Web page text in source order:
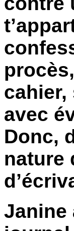
cahier,
avec
Donc,
nature
Janine